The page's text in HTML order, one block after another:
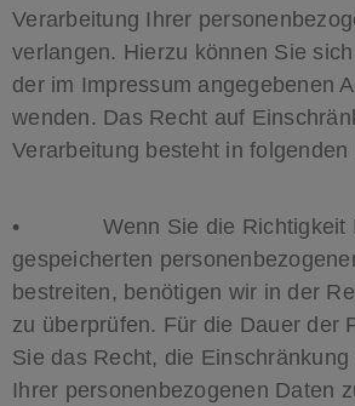
Verarbeitung Ihrer
verlangen. Hierzu können Sie
der im Impressum angegebenen
wenden. Das Recht auf
Verarbeitung besteht in folgenden
• Wenn Sie die Richtigkeit
gespeicherten
bestreiten, benötigen wir in der
zu überprüfen. Für die Dauer der
Sie das Recht, die
Ihrer personenbezogenen Daten